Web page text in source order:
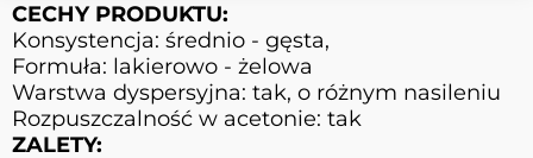
CECHY PRODUKTU:
Konsystencja: średnio - gęsta,
Formuła: lakierowo - żelowa
Warstwa dyspersyjna: tak, o różnym nasileniu
Rozpuszczalność w acetonie: tak
ZALETY: